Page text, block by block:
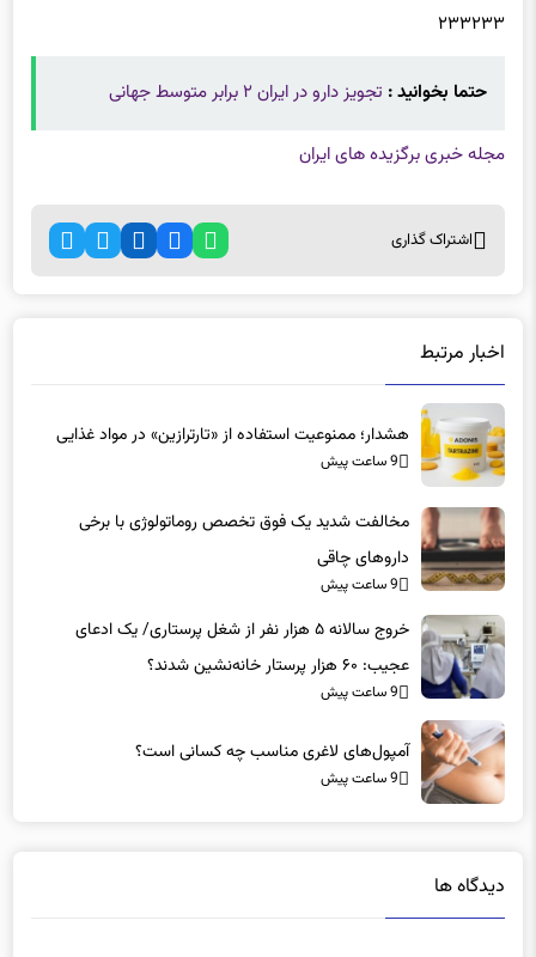
۲۳۳۲۳۳
حتما بخوانید : تجویز دارو در ایران ۲ برابر متوسط جهانی
مجله خبری برگزیده های ایران
اشتراک گذاری
اخبار مرتبط
هشدار؛ ممنوعیت استفاده از «تارترازین» در مواد غذایی
9 ساعت پیش
مخالفت شدید یک فوق تخصص روماتولوژی با برخی
داروهای چاقی
9 ساعت پیش
خروج سالانه ۵ هزار نفر از شغل پرستاری/ یک ادعای
عجیب: ۶۰ هزار پرستار خانه‌نشین شدند؟
9 ساعت پیش
آمپول‌های لاغری مناسب چه کسانی است؟
9 ساعت پیش
دیدگاه ها